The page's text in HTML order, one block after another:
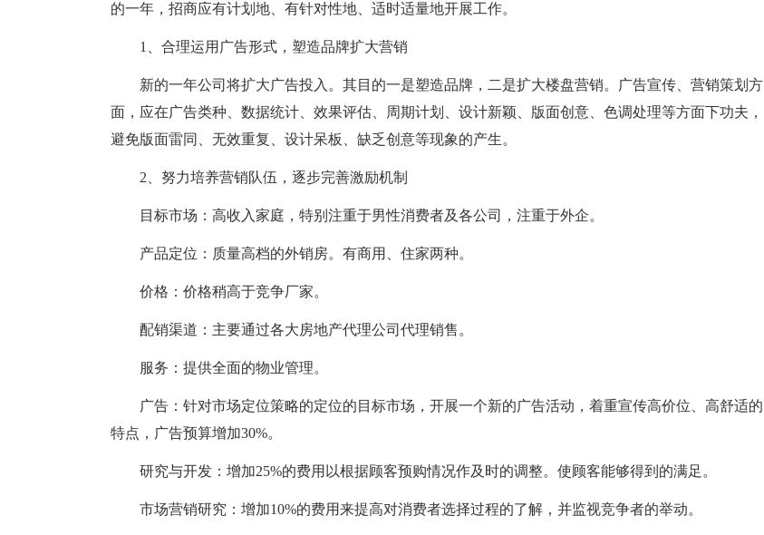
的一年，招商应有计划地、有针对性地、适时适量地开展工作。
1、合理运用广告形式，塑造品牌扩大营销
新的一年公司将扩大广告投入。其目的一是塑造品牌，二是扩大楼盘营销。广告宣传、营销策划方
面，应在广告类种、数据统计、效果评估、周期计划、设计新颖、版面创意、色调处理等方面下功夫，
避免版面雷同、无效重复、设计呆板、缺乏创意等现象的产生。
2、努力培养营销队伍，逐步完善激励机制
目标市场：高收入家庭，特别注重于男性消费者及各公司，注重于外企。
产品定位：质量高档的外销房。有商用、住家两种。
价格：价格稍高于竞争厂家。
配销渠道：主要通过各大房地产代理公司代理销售。
服务：提供全面的物业管理。
广告：针对市场定位策略的定位的目标市场，开展一个新的广告活动，着重宣传高价位、高舒适的
特点，广告预算增加30%。
研究与开发：增加25%的费用以根据顾客预购情况作及时的调整。使顾客能够得到的满足。
市场营销研究：增加10%的费用来提高对消费者选择过程的了解，并监视竞争者的举动。